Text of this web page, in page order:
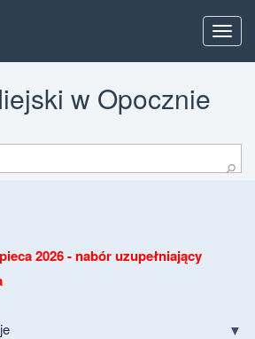
Menu
w Opocznie
⚲
2026 - nabór uzupełniający